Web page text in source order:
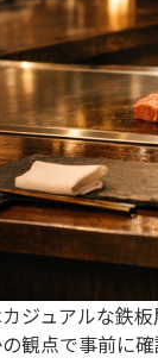
ジュアルな鉄
観点で事前に確